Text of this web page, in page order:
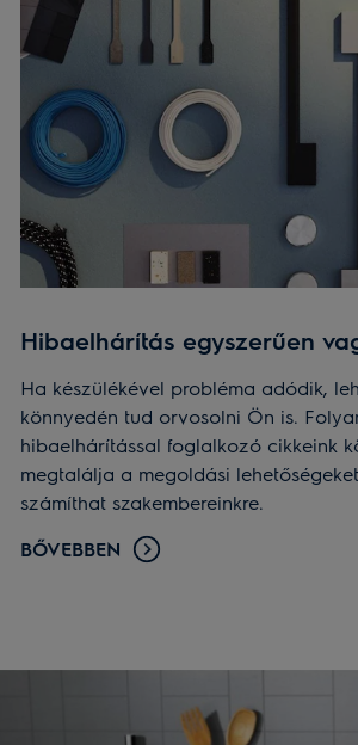
Hibaelhárítás egyszerűen
Ha készülékével probléma adódik,
könnyedén tud orvosolni Ön is.
hibaelhárítással foglalkozó cikkeink
megtalálja a megoldási
számíthat szakembereinkre.
BŐVEBBEN